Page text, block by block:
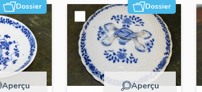
Dossier
Aperçu
Dossier
Aperçu